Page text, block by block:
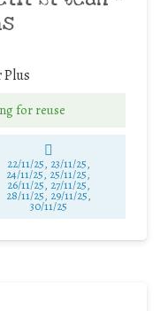
Plus
for reuse
22/11/25, 23/11/25,
24/11/25, 25/11/25,
26/11/25, 27/11/25,
28/11/25, 29/11/25,
30/11/25